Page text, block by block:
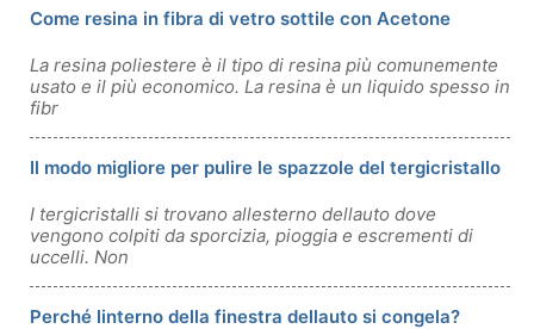
Come resina in fibra di vetro sottile con Acetone
La resina poliestere è il tipo di resina più comunemente
usato e il più economico. La resina è un liquido spesso in
fibr
Il modo migliore per pulire le spazzole del tergicristallo
I tergicristalli si trovano allesterno dellauto dove
vengono colpiti da sporcizia, pioggia e escrementi di
uccelli. Non
Perché linterno della finestra dellauto si congela?